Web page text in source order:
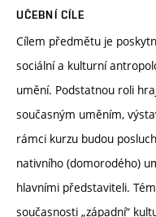
UČEBNÍ CÍLE
Cílem předmětu je
sociální a kulturní
umění. Podstatnou roli
současným uměním,
rámci kurzu budou
nativního (domorodého)
hlavními představiteli.
současnosti „západní“